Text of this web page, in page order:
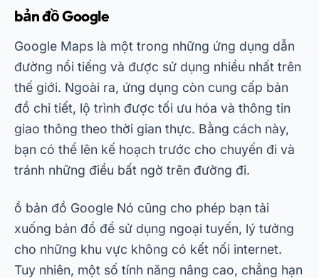
bản đồ Google
Google Maps là một trong những ứng dụng dẫn
đường nổi tiếng và được sử dụng nhiều nhất trên
thế giới. Ngoài ra, ứng dụng còn cung cấp bản
đồ chi tiết, lộ trình được tối ưu hóa và thông tin
giao thông theo thời gian thực. Bằng cách này,
bạn có thể lên kế hoạch trước cho chuyến đi và
tránh những điều bất ngờ trên đường đi.
ồ bản đồ Google Nó cũng cho phép bạn tải
xuống bản đồ để sử dụng ngoại tuyến, lý tưởng
cho những khu vực không có kết nối internet.
Tuy nhiên, một số tính năng nâng cao, chẳng hạn